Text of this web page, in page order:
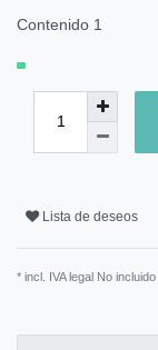
Contenido 1
Lista de deseos
* incl. IVA legal No incluido